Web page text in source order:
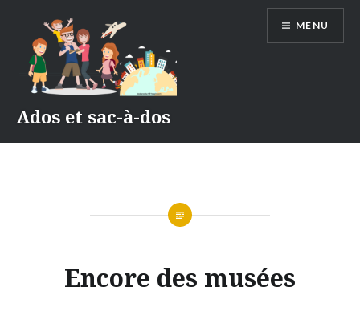
contenu
principal
Ados et sac-à-dos
MENU
2022
Encore des musées